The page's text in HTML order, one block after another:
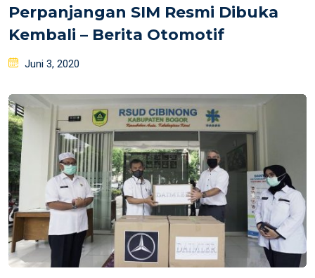
Perpanjangan SIM Resmi Dibuka
Kembali – Berita Otomotif
Posted
Juni 3, 2020